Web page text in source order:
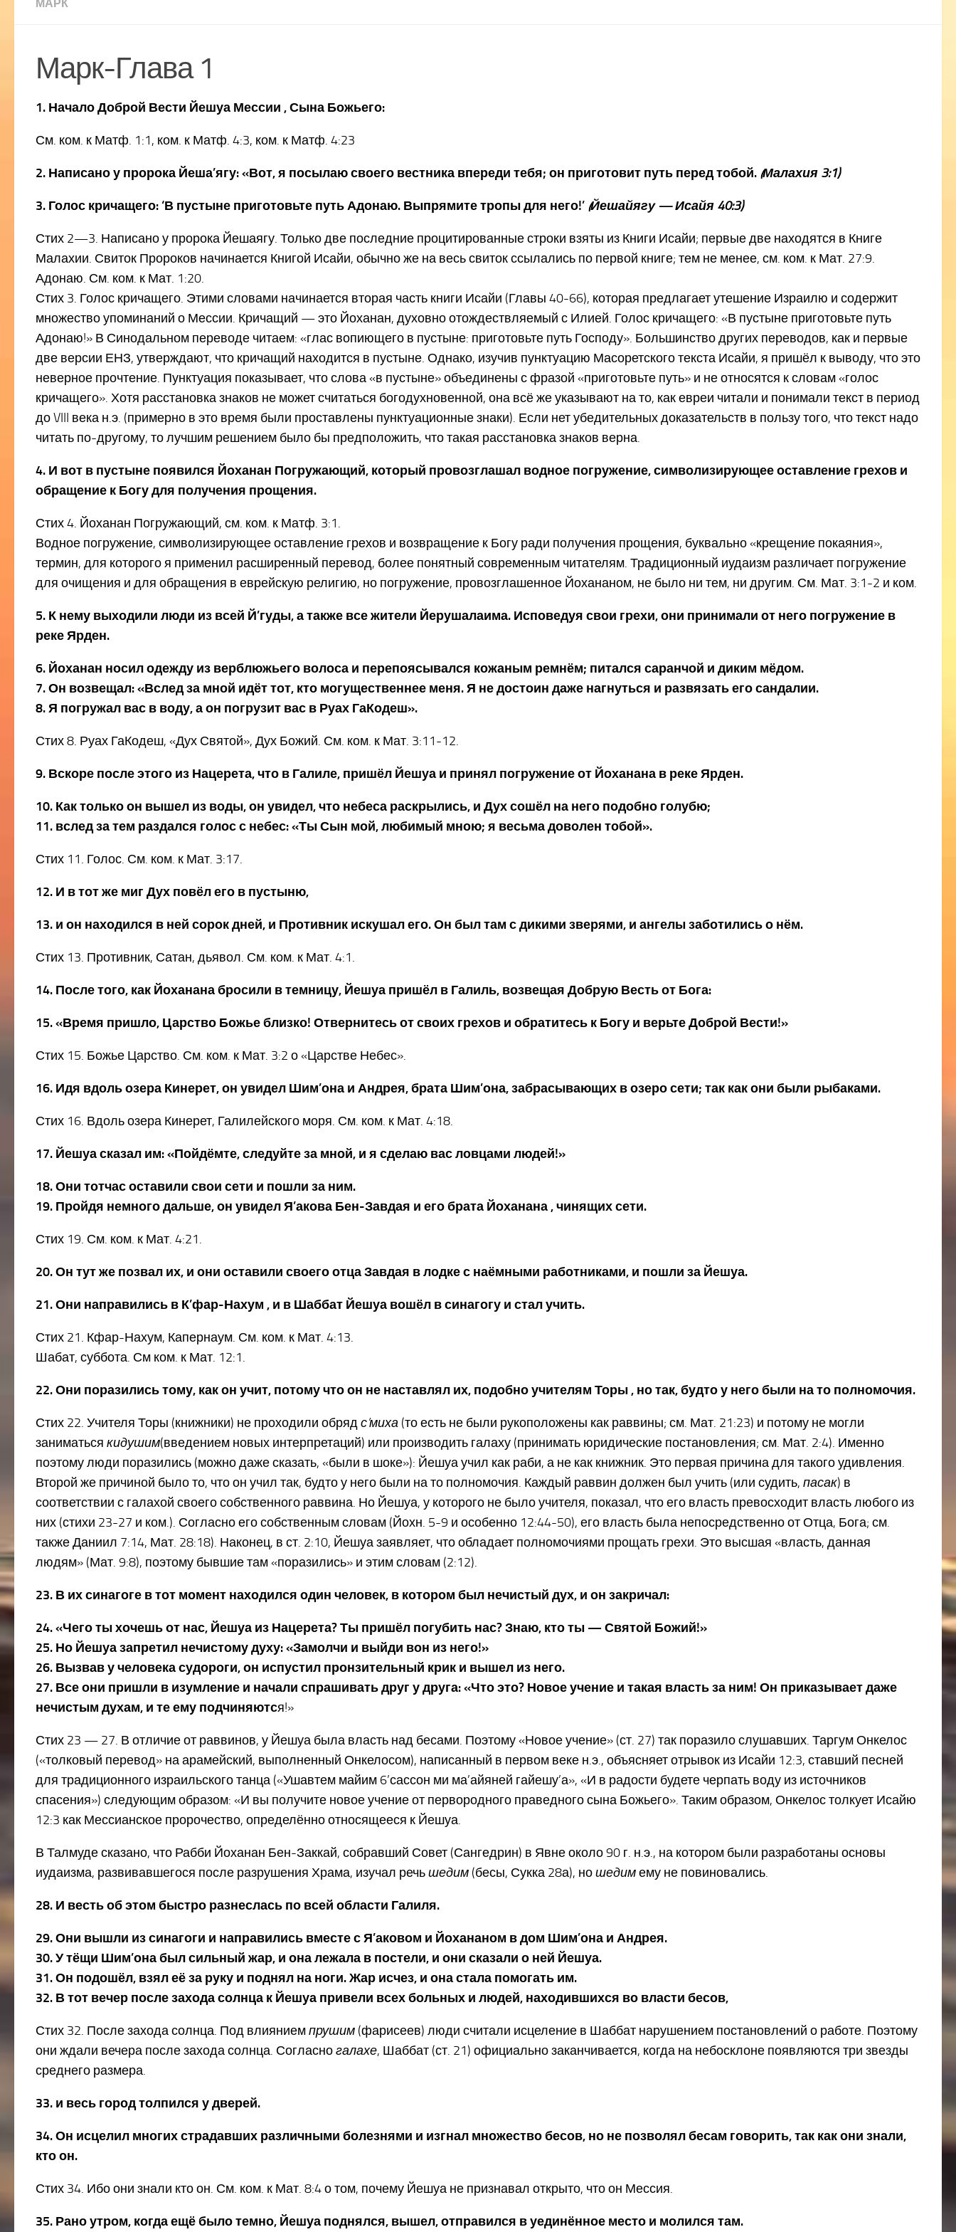
МАРК
Марк-Глава 1
1. Начало Доброй Вести Йешуа Мессии , Сына Божьего:
См. ком. к Матф. 1:1, ком. к Матф. 4:3, ком. к Матф. 4:23
2. Написано у пророка Йеша’ягу: «Вот, я посылаю своего вестника впереди тебя; он приготовит путь перед тобой. (Малахия 3:1)
3. Голос кричащего: ‘В пустыне приготовьте путь Адонаю. Выпрямите тропы для него!’ (Йешайягу — Исайя 40:3)
Стих 2—3. Написано у пророка Йешаягу. Только две последние процитированные строки взяты из Книги Исайи; первые две находятся в Книге
Малахии. Свиток Пророков начинается Книгой Исайи, обычно же на весь свиток ссылались по первой книге; тем не менее, см. ком. к Мат. 27:9.
Адонаю. См. ком. к Мат. 1:20.
Стих 3. Голос кричащего. Этими словами начинается вторая часть книги Исайи (Главы 40-66), которая предлагает утешение Израилю и содержит
множество упоминаний о Мессии. Кричащий — это Йоханан, духовно отождествляемый с Илией. Голос кричащего: «В пустыне приготовьте путь
Адонаю!» В Синодальном переводе читаем: «глас вопиющего в пустыне: приготовьте путь Господу». Большинство других переводов, как и первые
две версии ЕНЗ, утверждают, что кричащий находится в пустыне. Однако, изучив пунктуацию Масоретского текста Исайи, я пришёл к выводу, что это
неверное прочтение. Пунктуация показывает, что слова «в пустыне» объединены с фразой «приготовьте путь» и не относятся к словам «голос
кричащего». Хотя расстановка знаков не может считаться богодухновенной, она всё же указывают на то, как евреи читали и понимали текст в период
до VIII века н.э. (примерно в это время были проставлены пунктуационные знаки). Если нет убедительных доказательств в пользу того, что текст надо
читать по-другому, то лучшим решением было бы предположить, что такая расстановка знаков верна.
4. И вот в пустыне появился Йоханан Погружающий, который провозглашал водное погружение, символизирующее оставление грехов и
обращение к Богу для получения прощения.
Стих 4. Йоханан Погружающий, см. ком. к Матф. 3:1.
Водное погружение, символизирующее оставление грехов и возвращение к Богу ради получения прощения, буквально «крещение покаяния»,
термин, для которого я применил расширенный перевод, более понятный современным читателям. Традиционный иудаизм различает погружение
для очищения и для обращения в еврейскую религию, но погружение, провозглашенное Йохананом, не было ни тем, ни другим. См. Мат. 3:1-2 и ком.
5. К нему выходили люди из всей Й’гуды, а также все жители Йерушалаима. Исповедуя свои грехи, они принимали от него погружение в
реке Ярден.
6. Йоханан носил одежду из верблюжьего волоса и перепоясывался кожаным ремнём; питался саранчой и диким мёдом.
7. Он возвещал: «Вслед за мной идёт тот, кто могущественнее меня. Я не достоин даже нагнуться и развязать его сандалии.
8. Я погружал вас в воду, а он погрузит вас в Руах ГаКодеш».
Стих 8. Руах ГаКодеш, «Дух Святой», Дух Божий. См. ком. к Мат. 3:11-12.
9. Вскоре после этого из Нацерета, что в Галиле, пришёл Йешуа и принял погружение от Йоханана в реке Ярден.
10. Как только он вышел из воды, он увидел, что небеса раскрылись, и Дух сошёл на него подобно голубю;
11. вслед за тем раздался голос с небес: «Ты Сын мой, любимый мною; я весьма доволен тобой».
Стих 11. Голос. См. ком. к Мат. 3:17.
12. И в тот же миг Дух повёл его в пустыню,
13. и он находился в ней сорок дней, и Противник искушал его. Он был там с дикими зверями, и ангелы заботились о нём.
Стих 13. Противник, Сатан, дьявол. См. ком. к Мат. 4:1.
14. После того, как Йоханана бросили в темницу, Йешуа пришёл в Галиль, возвещая Добрую Весть от Бога:
15. «Время пришло, Царство Божье близко! Отвернитесь от своих грехов и обратитесь к Богу и верьте Доброй Вести!»
Стих 15. Божье Царство. См. ком. к Мат. 3:2 о «Царстве Небес».
16. Идя вдоль озера Кинерет, он увидел Шим’она и Андрея, брата Шим’она, забрасывающих в озеро сети; так как они были рыбаками.
Стих 16. Вдоль озера Кинерет, Галилейского моря. См. ком. к Мат. 4:18.
17. Йешуа сказал им: «Пойдёмте, следуйте за мной, и я сделаю вас ловцами людей!»
18. Они тотчас оставили свои сети и пошли за ним.
19. Пройдя немного дальше, он увидел Я’акова Бен-Завдая и его брата Йоханана , чинящих сети.
Стих 19. См. ком. к Мат. 4:21.
20. Он тут же позвал их, и они оставили своего отца Завдая в лодке с наёмными работниками, и пошли за Йешуа.
21. Они направились в К’фар-Нахум , и в Шаббат Йешуа вошёл в синагогу и стал учить.
Стих 21. Кфар-Нахум, Капернаум. См. ком. к Мат. 4:13.
Шабат, суббота. См ком. к Мат. 12:1.
22. Они поразились тому, как он учит, потому что он не наставлял их, подобно учителям Торы , но так, будто у него были на то полномочия.
Стих 22. Учителя Торы (книжники) не проходили обрядс’миха (то есть не были рукоположены как раввины; см. Мат. 21:23) и потому не могли
заниматься кидушим(введением новых интерпретаций) или производить галаху (принимать юридические постановления; см. Мат. 2:4). Именно
поэтому люди поразились (можно даже сказать, «были в шоке»): Йешуа учил как раби, а не как книжник. Это первая причина для такого удивления.
Второй же причиной было то, что он учил так, будто у него были на то полномочия. Каждый раввин должен был учить (или судить, пасак) в
соответствии с галахой своего собственного раввина. Но Йешуа, у которого не было учителя, показал, что его власть превосходит власть любого из
них (стихи 23-27 и ком.). Согласно его собственным словам (Йохн. 5-9 и особенно 12:44-50), его власть была непосредственно от Отца, Бога; см.
также Даниил 7:14, Мат. 28:18). Наконец, в ст. 2:10, Йешуа заявляет, что обладает полномочиями прощать грехи. Это высшая «власть, данная
людям» (Мат. 9:8), поэтому бывшие там «поразились» и этим словам (2:12).
23. В их синагоге в тот момент находился один человек, в котором был нечистый дух, и он закричал:
24. «Чего ты хочешь от нас, Йешуа из Нацерета? Ты пришёл погубить нас? Знаю, кто ты — Святой Божий!»
25. Но Йешуа запретил нечистому духу: «Замолчи и выйди вон из него!»
26. Вызвав у человека судороги, он испустил пронзительный крик и вышел из него.
27. Все они пришли в изумление и начали спрашивать друг у друга: «Что это? Новое учение и такая власть за ним! Он приказывает даже
нечистым духам, и те ему подчиняются!»
Стих 23 — 27. В отличие от раввинов, у Йешуа была власть над бесами. Поэтому «Новое учение» (ст. 27) так поразило слушавших. Таргум Онкелос
(«толковый перевод» на арамейский, выполненный Онкелосом), написанный в первом веке н.э., объясняет отрывок из Исайи 12:3, ставший песней
для традиционного израильского танца («Ушавтем майим 6’сассон ми ма’айяней гайешу’а», «И в радости будете черпать воду из источников
спасения») следующим образом: «И вы получите новое учение от первородного праведного сына Божьего». Таким образом, Онкелос толкует Исайю
12:3 как Мессианское пророчество, определённо относящееся к Йешуа.
В Талмуде сказано, что Рабби Йоханан Бен-Заккай, собравший Совет (Сангедрин) в Явне около 90 г. н.э., на котором были разработаны основы
иудаизма, развивавшегося после разрушения Храма, изучал речьшедим (бесы, Сукка 28а), ношедимему не повиновались.
28. И весть об этом быстро разнеслась по всей области Галиля.
29. Они вышли из синагоги и направились вместе с Я’аковом и Йохананом в дом Шим’она и Андрея.
30. У тёщи Шим’она был сильный жар, и она лежала в постели, и они сказали о ней Йешуа.
31. Он подошёл, взял её за руку и поднял на ноги. Жар исчез, и она стала помогать им.
32. В тот вечер после захода солнца к Йешуа привели всех больных и людей, находившихся во власти бесов,
Стих 32. После захода солнца. Под влияниемпрушим (фарисеев) люди считали исцеление в Шаббат нарушением постановлений о работе. Поэтому
они ждали вечера после захода солнца. Согласногалахе, Шаббат (ст. 21) официально заканчивается, когда на небосклоне появляются три звезды
среднего размера.
33. и весь город толпился у дверей.
34. Он исцелил многих страдавших различными болезнями и изгнал множество бесов, но не позволял бесам говорить, так как они знали,
кто он.
Стих 34. Ибо они знали кто он. См. ком. к Мат. 8:4 о том, почему Йешуа не признавал открыто, что он Мессия.
35. Рано утром, когда ещё было темно, Йешуа поднялся, вышел, отправился в уединённое место и молился там.